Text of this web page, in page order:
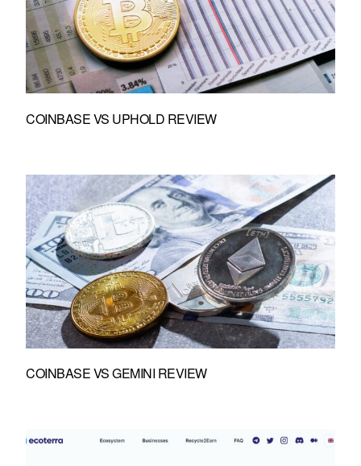
COINBASE VS UPHOLD REVIEW
COINBASE VS GEMINI REVIEW